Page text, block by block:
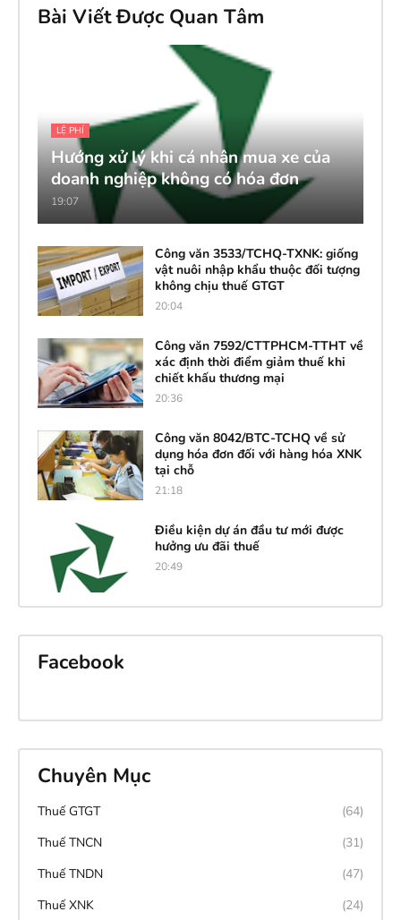
Bài Viết Được Quan Tâm
LỆ PHÍ
Hướng xử lý khi cá nhân mua xe của
doanh nghiệp không có hóa đơn
19:07
Công văn 3533/TCHQ-TXNK: giống
vật nuôi nhập khẩu thuộc đối tượng
không chịu thuế GTGT
20:04
Công văn 7592/CTTPHCM-TTHT về
xác định thời điểm giảm thuế khi
chiết khấu thương mại
20:36
Công văn 8042/BTC-TCHQ về sử
dụng hóa đơn đối với hàng hóa XNK
tại chỗ
21:18
Điều kiện dự án đầu tư mới được
hưởng ưu đãi thuế
20:49
Facebook
Chuyên Mục
Thuế GTGT
(64)
Thuế TNCN
(31)
Thuế TNDN
(47)
Thuế XNK
(24)